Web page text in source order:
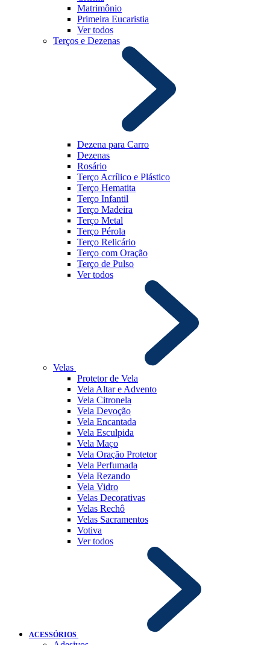
Matrimônio
Primeira Eucaristia
Ver todos
Terços e Dezenas
Dezena para Carro
Dezenas
Rosário
Terço Acrílico e Plástico
Terço Hematita
Terço Infantil
Terço Madeira
Terço Metal
Terço Pérola
Terço Relicário
Terço com Oração
Terço de Pulso
Ver todos
Velas
Protetor de Vela
Vela Altar e Advento
Vela Citronela
Vela Devoção
Vela Encantada
Vela Esculpida
Vela Maço
Vela Oração Protetor
Vela Perfumada
Vela Rezando
Vela Vidro
Velas Decorativas
Velas Rechô
Velas Sacramentos
Votiva
Ver todos
ACESSÓRIOS